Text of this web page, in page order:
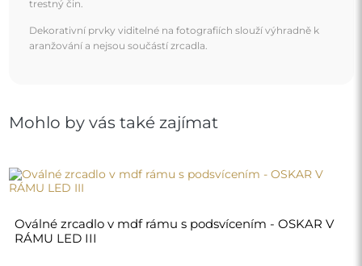
trestný čin.
Dekorativní prvky viditelné na fotografiích slouží výhradně k
aranžování a nejsou součástí zrcadla.
Mohlo by vás také zajímat
Oválné zrcadlo v mdf rámu s podsvícením - OSKAR V
RÁMU LED III